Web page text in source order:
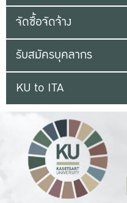
จัดซื้อจัดจ้าง
รับสมัครบุคลากร
KU to ITA